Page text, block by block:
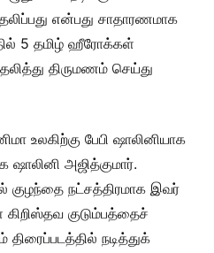
என்பது சாதாரணமாக
5 தமிழ் ஹீரோக்கள்
திருமணம் செய்து
உலகிற்கு பேபி ஷாலினியாக
ஷாலினி அஜித்குமார்.
குழந்தை நட்சத்திரமாக இவர்
கிறிஸ்தவ குடும்பத்தைச்
நடித்துக்